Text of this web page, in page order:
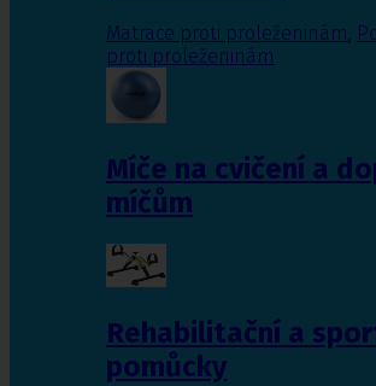
Matrace proti proleženinám,
proti proleženinám
Míče na cvičení a
míčům
Rehabilitační a
pomůcky